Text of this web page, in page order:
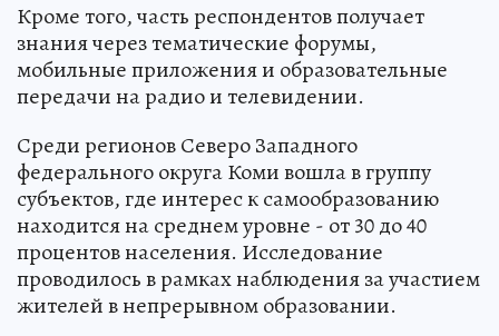
Кроме того, часть респондентов получает
знания через тематические форумы,
мобильные приложения и образовательные
передачи на радио и телевидении.
Среди регионов Северо Западного
федерального округа Коми вошла в группу
субъектов, где интерес к самообразованию
находится на среднем уровне - от 30 до 40
процентов населения. Исследование
проводилось в рамках наблюдения за участием
жителей в непрерывном образовании.